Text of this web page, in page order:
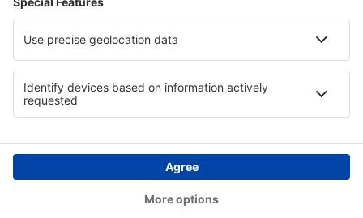
Országok
Nemzetközi weboldalak
eSky.eu eSky.com eDestinos.com